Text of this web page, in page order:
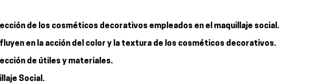
de los cosméticos decorativos empleados en el maquillaje social.
en la acción del color y la textura de los cosméticos decorativos.
de útiles y materiales.
Social.